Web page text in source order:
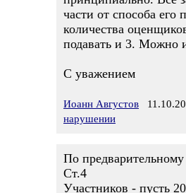
части от способа его
количества
подавать и 3. Можно
С уважением
Иоанн Августов
нарушении
По предварительному
Ст.4
Участников - пусть